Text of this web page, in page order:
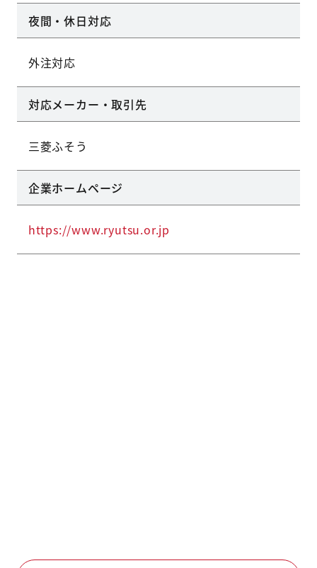
夜間・休日対応
外注対応
対応メーカー・取引先
三菱ふそう
企業ホームページ
https://www.ryutsu.or.jp